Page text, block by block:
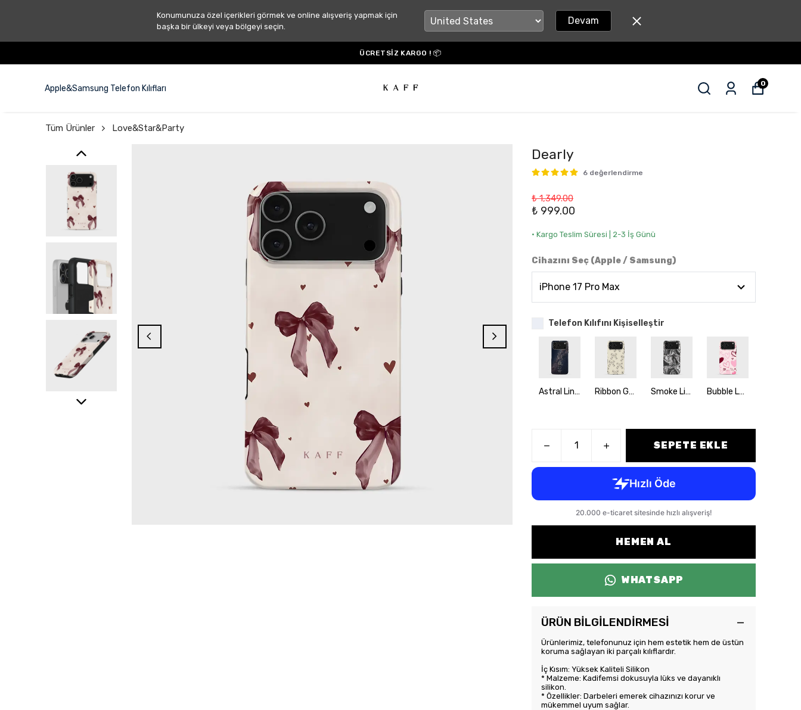
Konumunuza özel içerikleri görmek ve online alışveriş yapmak için
başka bir ülkeyi veya bölgeyi seçin.
Devam
Apple&Samsung Telefon Kılıfları 0
Tüm Ürünler Love&Star&Party
Dearly
6 değerlendirme
₺ 1,349.00
₺ 999.00
• Kargo Teslim Süresi | 2-3 İş Günü
Cihazını Seç (Apple / Samsung)
Telefon Kılıfını Kişiselleştir
Astral Lineage Ribbon Galaxy Smoke Line Bubble Love
SEPETE EKLE
HEMEN AL
WHATSAPP
ÜRÜN BİLGİLENDİRMESİ
Ürünlerimiz, telefonunuz için hem estetik hem de üstün
koruma sağlayan iki parçalı kılıflardır.
İç Kısım: Yüksek Kaliteli Silikon
* Malzeme: Kadifemsi dokusuyla lüks ve dayanıklı
silikon.
* Özellikler: Darbeleri emerek cihazınızı korur ve
mükemmel uyum sağlar.